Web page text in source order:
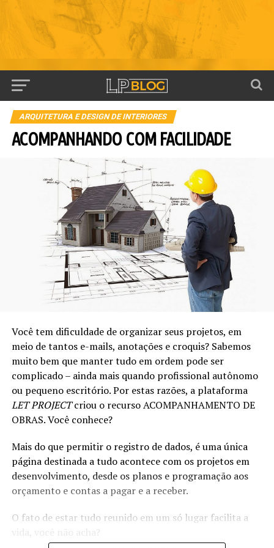
ARQUITETURA E DESIGN DE INTERIORES
ACOMPANHANDO COM FACILIDADE
Você tem dificuldade de organizar seus projetos, em
meio de tantos e-mails, anotações e croquis? Sabemos
muito bem que manter tudo em ordem pode ser
complicado – ainda mais quando profissional autônomo
ou pequeno escritório. Por estas razões, a plataforma
LET PROJECTcriou o recurso ACOMPANHAMENTO DE
OBRAS. Você conhece?
Mais do que permitir o registro de dados, é uma única
página destinada a tudo acontece com os projetos em
desenvolvimento, desde os planos e programação aos
orçamento e contas a pagar e a receber.
O fato de estar tudo reunido em um só lugar facilita a